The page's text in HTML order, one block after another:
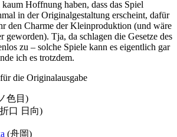
Hoffnung haben, dass das Spiel
in der Originalgestaltung erscheint, dafür
den Charme der Kleinproduktion (und wäre
geworden). Tja, da schlagen die Gesetze des
zu – solche Spiele kann es eigentlich gar
ich es trotzdem.
die Originalausgabe
色目)
口 日向)
(舟岡)